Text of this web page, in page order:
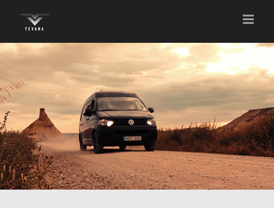
contenido